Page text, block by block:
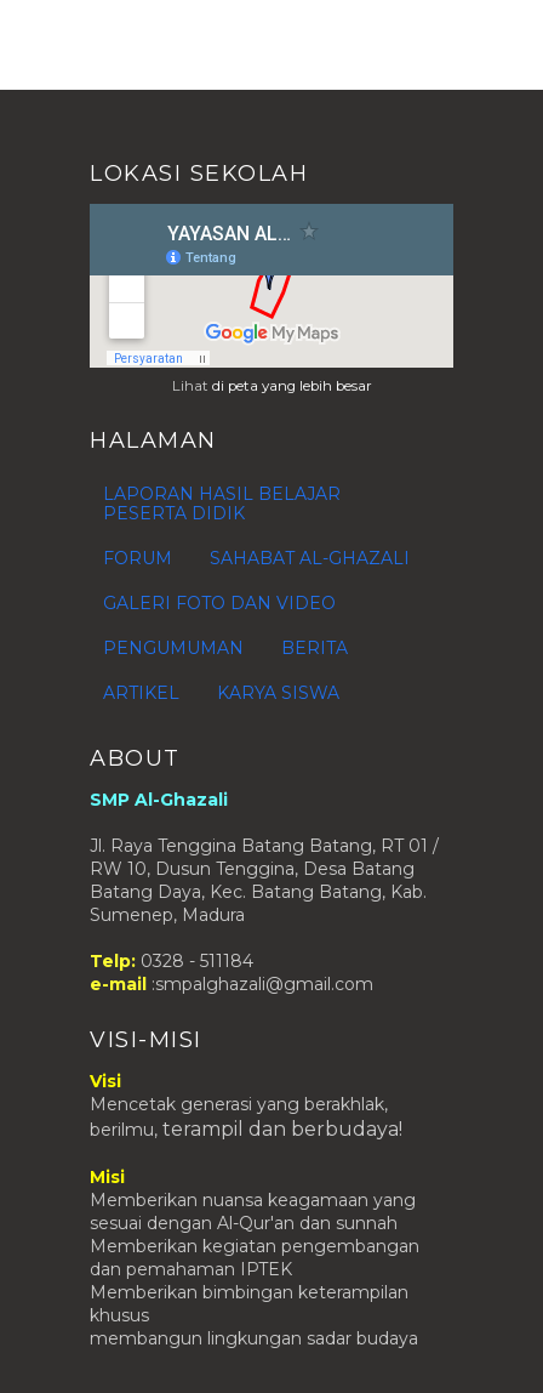
LOKASI SEKOLAH
Lihat di peta yang lebih besar
HALAMAN
LAPORAN HASIL BELAJAR
PESERTA DIDIK
FORUM SAHABAT AL-GHAZALI
GALERI FOTO DAN VIDEO
PENGUMUMAN BERITA
ARTIKEL KARYA SISWA
ABOUT
SMP Al-Ghazali
Jl. Raya Tenggina Batang Batang, RT 01 /
RW 10, Dusun Tenggina, Desa Batang
Batang Daya, Kec. Batang Batang, Kab.
Sumenep, Madura
Telp: 0328 - 511184
e-mail :smpalghazali@gmail.com
VISI-MISI
Visi
Mencetak generasi yang berakhlak,
berilmu, terampil dan berbudaya!
Misi
Memberikan nuansa keagamaan yang
sesuai dengan Al-Qur'an dan sunnah
Memberikan kegiatan pengembangan
dan pemahaman IPTEK
Memberikan bimbingan keterampilan
khusus
membangun lingkungan sadar budaya